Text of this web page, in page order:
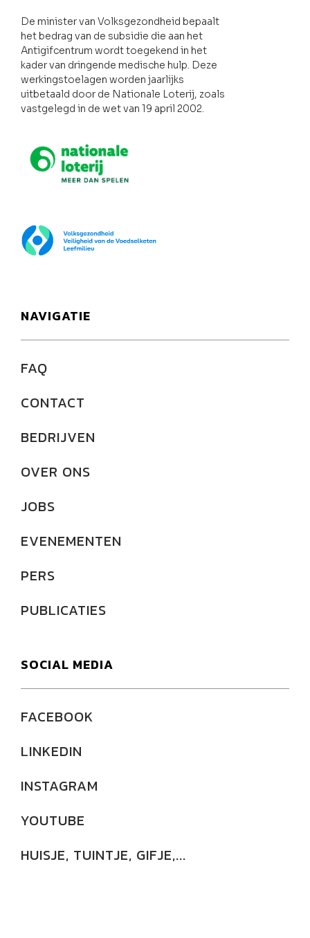
De minister van Volksgezondheid bepaalt
het bedrag van de subsidie die aan het
Antigifcentrum wordt toegekend in het
kader van dringende medische hulp. Deze
werkingstoelagen worden jaarlijks
uitbetaald door de Nationale Loterij, zoals
vastgelegd in de wet van 19 april 2002.
Nationale loterij
NAVIGATIE
FAQ
CONTACT
BEDRIJVEN
OVER ONS
JOBS
EVENEMENTEN
PERS
PUBLICATIES
SOCIAL MEDIA
FACEBOOK
LINKEDIN
INSTAGRAM
YOUTUBE
HUISJE, TUINTJE, GIFJE,...